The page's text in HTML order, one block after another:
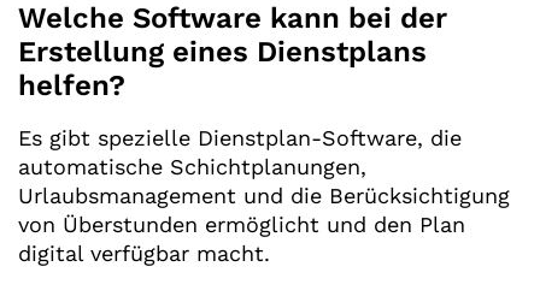
Welche Software kann bei der
Erstellung eines Dienstplans
helfen?
Es gibt spezielle Dienstplan-Software, die
automatische Schichtplanungen,
Urlaubsmanagement und die Berücksichtigung
von Überstunden ermöglicht und den Plan
digital verfügbar macht.